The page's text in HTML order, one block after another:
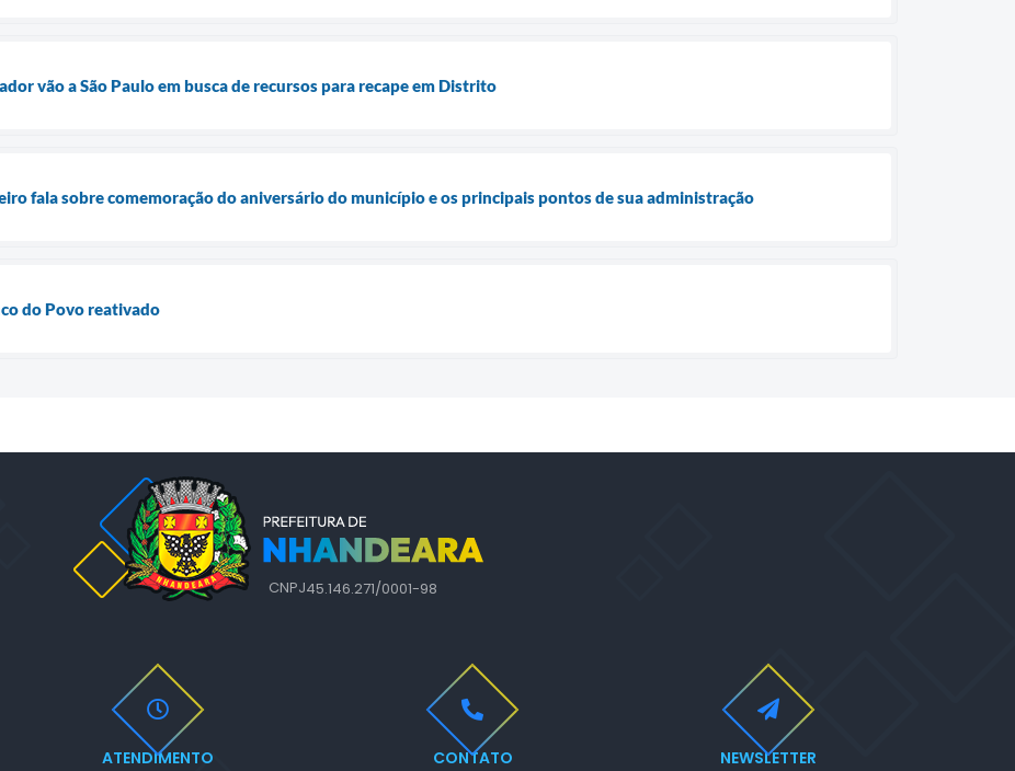
vão a São Paulo em busca de recursos para recape em Distrito
fala sobre comemoração do aniversário do município e os principais pontos de sua administração
do Povo reativado
CONTATO
ATENDIMENTO
CNPJ45.146.271/0001-98
NEWSLETTER